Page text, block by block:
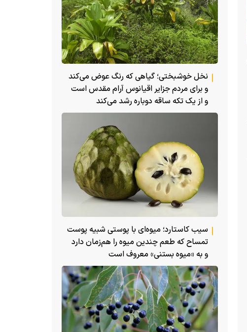
نخل خوشبختی؛ گیاهی که رنگ عوض می‌کند
و برای مردم جزایر اقیانوس آرام مقدس است
و از یک تکه ساقه دوباره رشد می‌کند
سیب کاستارد؛ میوه‌ای با پوستی شبیه پوست
تمساح که طعم چندین میوه را هم‌زمان دارد
و به «میوه بستنی» معروف است